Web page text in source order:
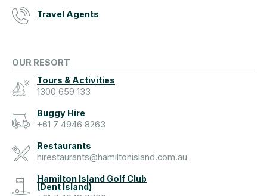
Travel Agents
OUR RESORT
Tours & Activities
1300 659 133
Buggy Hire
+61 7 4946 8263
Restaurants
hirestaurants@hamiltonisland.com.au
Hamilton Island Golf Club
(Dent Island)